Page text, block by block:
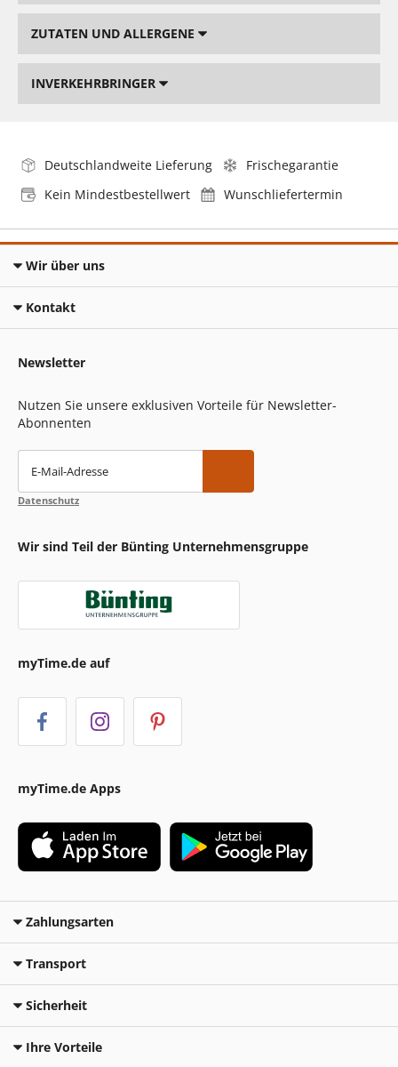
ZUTATEN UND ALLERGENE
INVERKEHRBRINGER
Deutschlandweite Lieferung
Frischegarantie
Kein Mindestbestellwert
Wunschliefertermin
Wir über uns
Kontakt
Newsletter
Nutzen Sie unsere exklusiven Vorteile für Newsletter-
Abonnenten
E-Mail-Adresse
Datenschutz
Wir sind Teil der Bünting Unternehmensgruppe
myTime.de auf
myTime.de Apps
Zahlungsarten
Transport
Sicherheit
Ihre Vorteile